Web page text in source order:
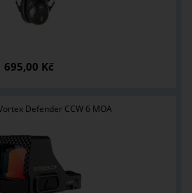
695,00 Kč
Defender CCW 6 MOA